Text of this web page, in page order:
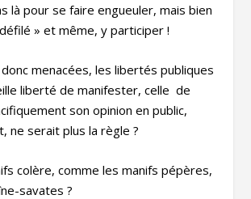
là pour se faire engueuler, mais bien
» et même, y participer !
menacées, les libertés publiques
liberté de manifester, celle de
son opinion en public,
ne serait plus la règle ?
colère, comme les manifs pépères,
savates ?